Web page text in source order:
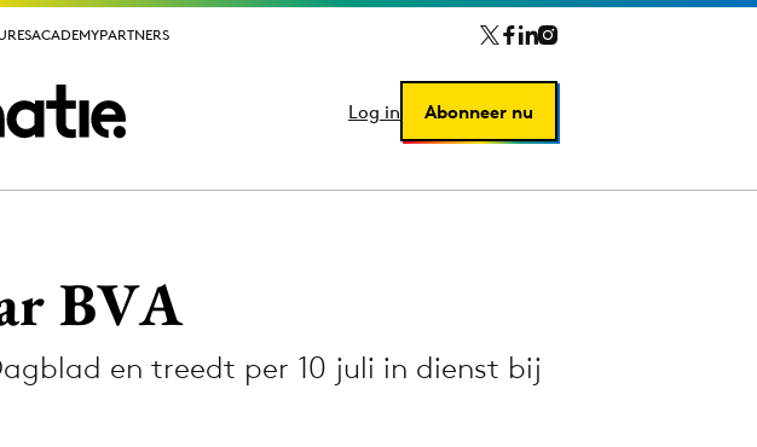
ACADEMYPARTNERS
Log in Abonneer nu
ACADEMYPARTNERS
Log in Abonneer nu
BVA
en treedt per 10 juli in dienst bij